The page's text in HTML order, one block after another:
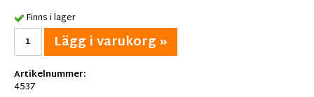
Finns i lager
Lägg i varukorg »
Artikelnummer:
4537